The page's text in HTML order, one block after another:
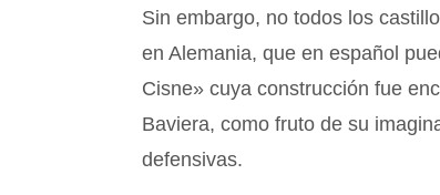
Sin embargo, no todos los
en Alemania, que en español
Cisne» cuya construcción fue
Baviera, como fruto de su
defensivas.